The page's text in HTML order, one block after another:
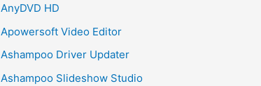
AnyDVD HD
Apowersoft Video Editor
Ashampoo Driver Updater
Ashampoo Slideshow Studio